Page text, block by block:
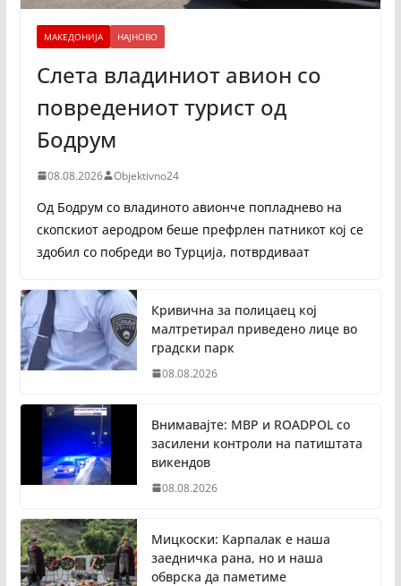
МАКЕДОНИЈА НАЈНОВО
Слета владиниот авион со
повредениот турист од
Бодрум
08.08.2026 Objektivno24
Од Бодрум со владиното авионче попладнево на
скопскиот аеродром беше префрлен патникот кој се
здобил со побреди во Турција, потврдиваат
Кривична за полицаец кој
малтретирал приведено лице во
градски парк
08.08.2026
Внимавајте: МВР и ROADPOL со
засилени контроли на патиштата
викендов
08.08.2026
Мицкоски: Карпалак е наша
заедничка рана, но и наша
обврска да паметиме